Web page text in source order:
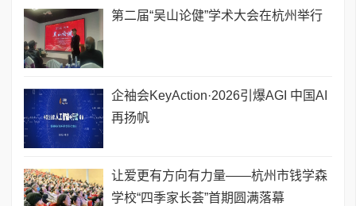
第二届“吴山论健”学术大会在杭州举行
企袖会KeyAction·2026引爆AGI 中国AI
再扬帆
让爱更有方向有力量——杭州市钱学森
学校“四季家长荟”首期圆满落幕